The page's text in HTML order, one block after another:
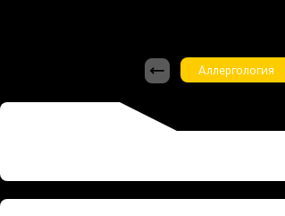
Аллергология